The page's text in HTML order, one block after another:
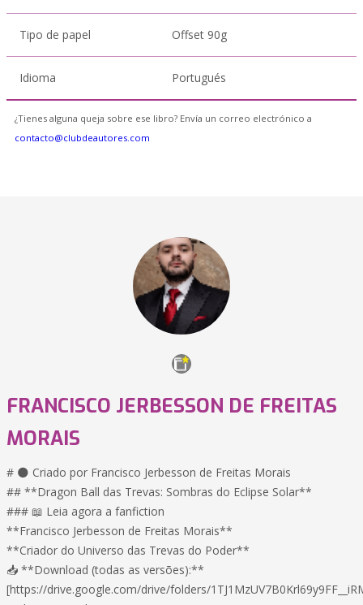
Tipo de papel Offset 90g
Idioma Portugués
¿Tienes alguna queja sobre ese libro? Envía un correo electrónico a
contacto@clubdeautores.com
FRANCISCO JERBESSON DE FREITAS
MORAIS
# 🌑 Criado por Francisco Jerbesson de Freitas Morais
## **Dragon Ball das Trevas: Sombras do Eclipse Solar**
### 📖 Leia agora a fanfiction
**Francisco Jerbesson de Freitas Morais**
**Criador do Universo das Trevas do Poder**
📥 **Download (todas as versões):**
[https://drive.google.com/drive/folders/